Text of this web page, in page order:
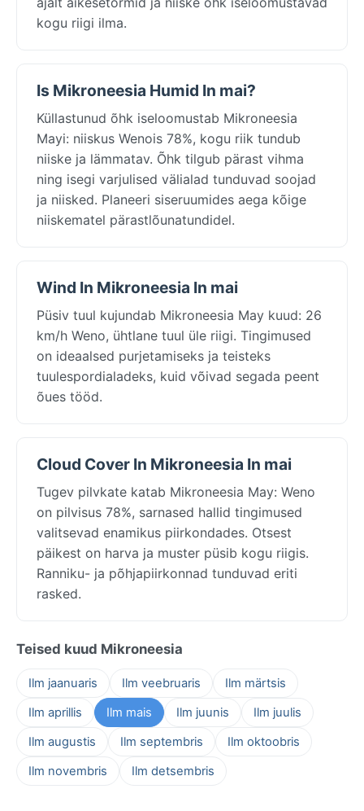
kogu riigi ilma.
Is Mikroneesia Humid In mai?
Küllastunud õhk iseloomustab Mikroneesia
Mayi: niiskus Wenois 78%, kogu riik tundub
niiske ja lämmatav. Õhk tilgub pärast vihma
ning isegi varjulised välialad tunduvad soojad
ja niisked. Planeeri siseruumides aega kõige
niiskematel pärastlõunatundidel.
Wind In Mikroneesia In mai
Püsiv tuul kujundab Mikroneesia May kuud: 26
km/h Weno, ühtlane tuul üle riigi. Tingimused
on ideaalsed purjetamiseks ja teisteks
tuulespordialadeks, kuid võivad segada peent
õues tööd.
Cloud Cover In Mikroneesia In mai
Tugev pilvkate katab Mikroneesia May: Weno
on pilvisus 78%, sarnased hallid tingimused
valitsevad enamikus piirkondades. Otsest
päikest on harva ja muster püsib kogu riigis.
Ranniku- ja põhjapiirkonnad tunduvad eriti
rasked.
Teised kuud Mikroneesia
Ilm jaanuaris Ilm veebruaris
Ilm märtsis
Ilm aprillis
Ilm mais Ilm juunis
Ilm juulis
Ilm augustis
Ilm septembris
Ilm oktoobris
Ilm novembris
Ilm detsembris